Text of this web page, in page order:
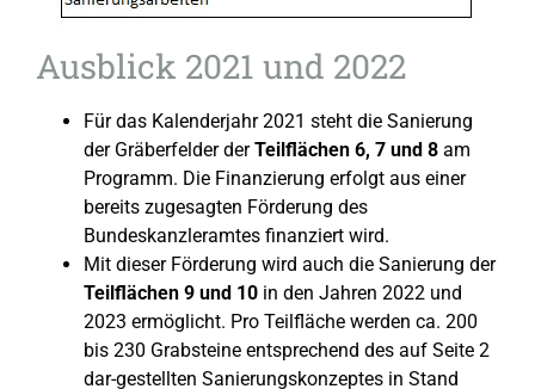
Ausblick 2021 und 2022
Für das Kalenderjahr 2021 steht die Sanierung
der Gräberfelder derTeilflächen 6, 7 und 8 am
Programm. Die Finanzierung erfolgt aus einer
bereits zugesagten Förderung des
Bundeskanzleramtes finanziert wird.
Mit dieser Förderung wird auch die Sanierung der
Teilflächen 9 und 10 in den Jahren 2022 und
2023 ermöglicht. Pro Teilfläche werden ca. 200
bis 230 Grabsteine entsprechend des auf Seite 2
dar-gestellten Sanierungskonzeptes in Stand